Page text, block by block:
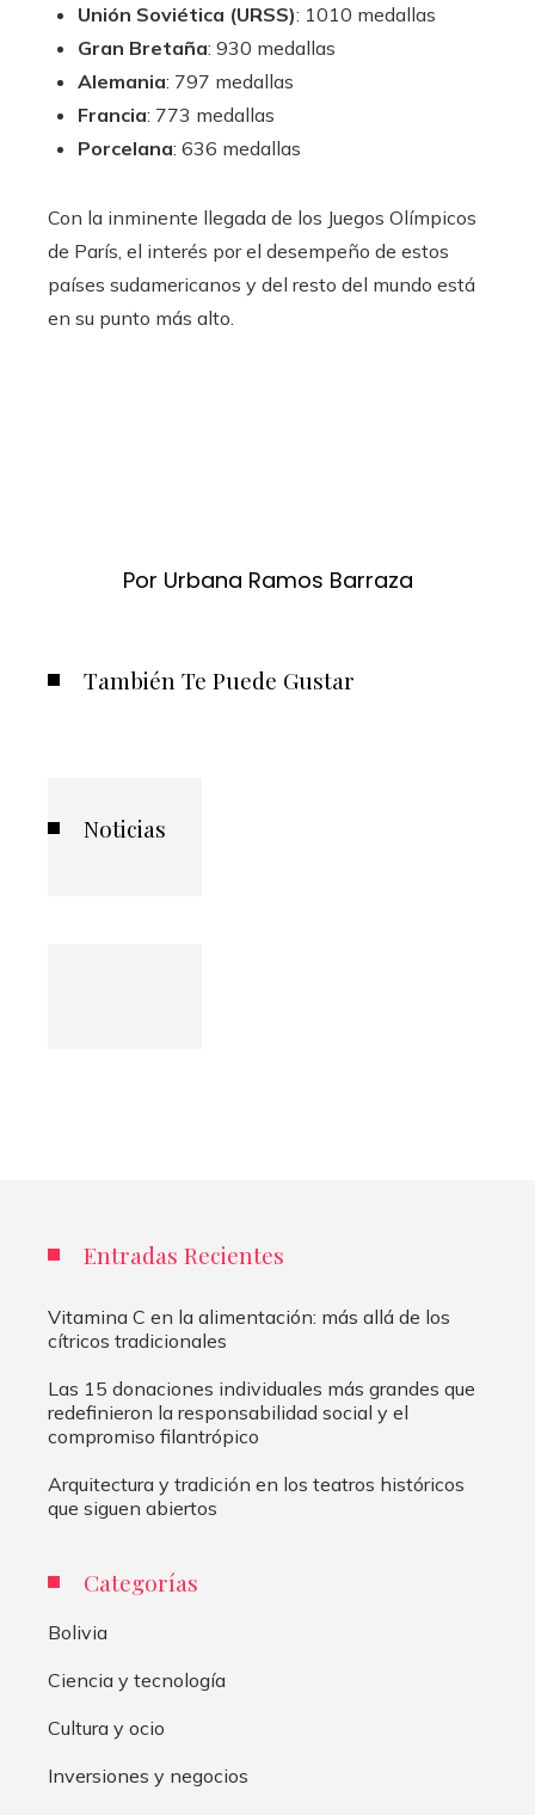
Unión Soviética (URSS): 1010 medallas
Gran Bretaña: 930 medallas
Alemania: 797 medallas
Francia: 773 medallas
Porcelana: 636 medallas
Con la inminente llegada de los Juegos Olímpicos
de París, el interés por el desempeño de estos
países sudamericanos y del resto del mundo está
en su punto más alto.
Por Urbana Ramos Barraza
También Te Puede Gustar
Noticias
Entradas Recientes
Vitamina C en la alimentación: más allá de los
cítricos tradicionales
Las 15 donaciones individuales más grandes que
redefinieron la responsabilidad social y el
compromiso filantrópico
Arquitectura y tradición en los teatros históricos
que siguen abiertos
Categorías
Bolivia
Ciencia y tecnología
Cultura y ocio
Inversiones y negocios